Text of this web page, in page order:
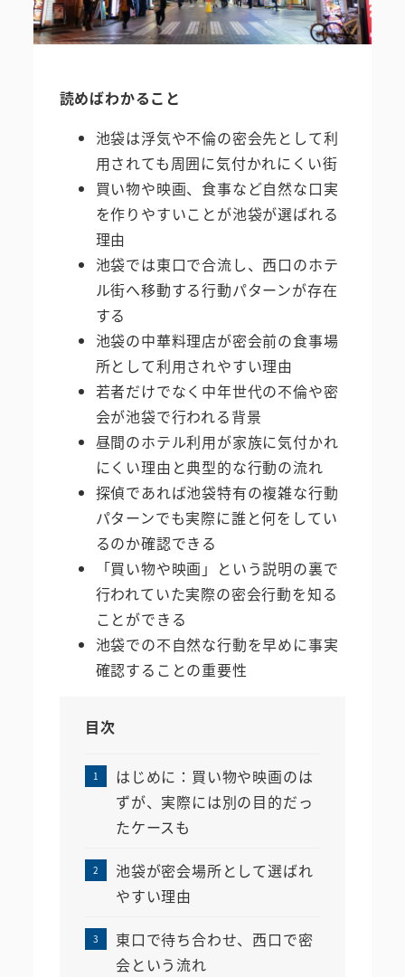
読めばわかること
池袋は浮気や不倫の密会先として利
用されても周囲に気付かれにくい街
買い物や映画、食事など自然な口実
を作りやすいことが池袋が選ばれる
理由
池袋では東口で合流し、西口のホテ
ル街へ移動する行動パターンが存在
する
池袋の中華料理店が密会前の食事場
所として利用されやすい理由
若者だけでなく中年世代の不倫や密
会が池袋で行われる背景
昼間のホテル利用が家族に気付かれ
にくい理由と典型的な行動の流れ
探偵であれば池袋特有の複雑な行動
パターンでも実際に誰と何をしてい
るのか確認できる
「買い物や映画」という説明の裏で
行われていた実際の密会行動を知る
ことができる
池袋での不自然な行動を早めに事実
確認することの重要性
目次
はじめに：買い物や映画のは
ずが、実際には別の目的だっ
たケースも
池袋が密会場所として選ばれ
やすい理由
東口で待ち合わせ、西口で密
会という流れ